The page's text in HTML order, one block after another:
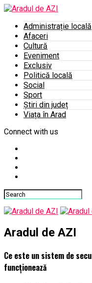
Administrație locală
Afaceri
Cultură
Eveniment
Exclusiv
Politică locală
Social
Sport
Știri din județ
Viața în Arad
Connect with us
Aradul de AZI
Ce este un sistem de
funcționează